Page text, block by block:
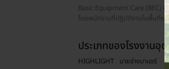
Basic Equipment Care (BEC)
โดยพนักงานที่ปฏิบัติงานในพื้นที่กา
ประเภทของโรงงานอุ
HIGHLIGHT นายช่างมาแชร์